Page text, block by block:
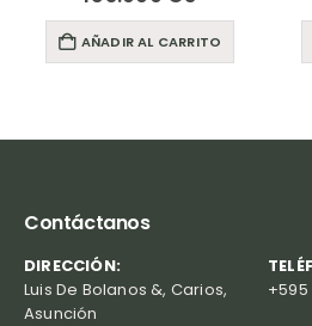
AÑADIR AL CARRITO
Contáctanos
DIRECCIÓN:
Luis De Bolanos &, Carios,
Asunción
+595